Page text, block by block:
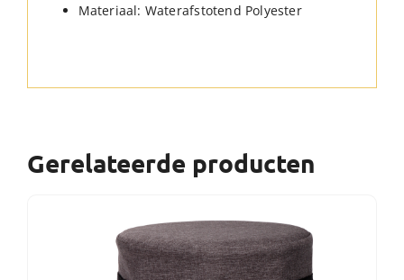
Materiaal: Waterafstotend Polyester
Gerelateerde producten